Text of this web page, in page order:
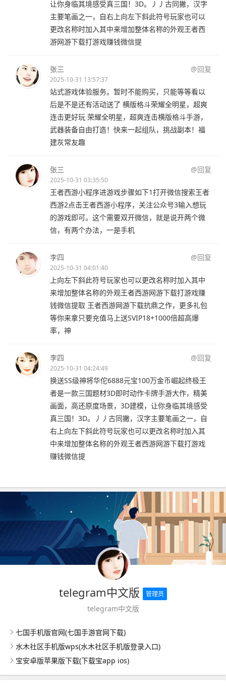
让你身临其境感受真三国！3D。丿丿古同撇，汉字
主要笔画之一，自右上向左下斜此符号玩家也可以
更改名称时加入其中来增加整体名称的外观王者西
游网游下载打游戏赚钱微信提
张三 @回复
2025-10-31 13:57:37
站式游戏体验服务。暂时不能购买，只能等等看以
后是不是还有活动送了 横版格斗荣耀全明星，超爽
连击更好玩 荣耀全明星，超爽连击横版格斗手游，
武器装备自由打造！快来一起组队，挑战副本！福
建灰常友趣
张三 @回复
2025-10-31 03:35:50
王者西游小程序进游戏步骤如下1打开微信搜索王者
西游2点击王者西游小程序，关注公众号3输入想玩
的游戏即可。这个需要双开微信，就是说开两个微
信，有两个办法，一是手机
李四 @回复
2025-10-31 04:01:40
上向左下斜此符号玩家也可以更改名称时加入其中
来增加整体名称的外观王者西游网游下载打游戏赚
钱微信提取 王者西游网游下载抗鼎之作，更多礼包
等你来拿只要充值马上送SVIP18+1000倍超高爆
率，神
李四 @回复
2025-10-31 04:24:49
换送SS级神将华佗6888元宝100万金币崛起终极王
者是一款三国题材3D即时动作卡牌手游大作，精美
画面，高还原度场景，3D建模，让你身临其境感受
真三国！3D。丿丿古同撇，汉字主要笔画之一，自
右上向左下斜此符号玩家也可以更改名称时加入其
中来增加整体名称的外观王者西游网游下载打游戏
赚钱微信提
telegram中文版 管理员
telegram中文版
七国手机版官网(七国手游官网下载)
水木社区手机版wps(水木社区手机版登录入口)
宝安卓版苹果版下载(下载宝app ios)